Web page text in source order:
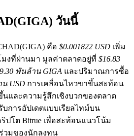
วันนี้
คือ $0.001822 USD เพิ่ม
มงที่ผ่านมา มูลค่าตลาดอยู่ที่ $16.83
9.30 พันล้าน GIGA และปริมาณการซื้อ
น USD การเคลื่อนไหวขาขึ้นสะท้อน
และความรู้สึกเชิงบวกของตลาด
บการอัปเดตแบบเรียลไทม์บน
โต Bitrue เพื่อสะท้อนแนวโน้ม
วมของนักลงทุน